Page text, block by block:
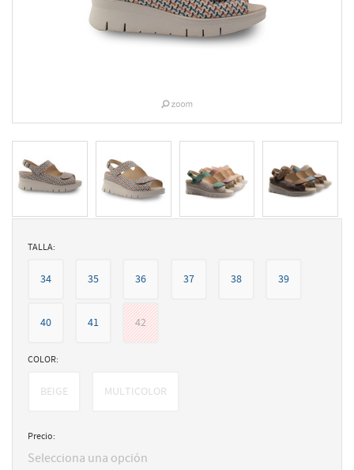
TALLA:
34 35 36 37 38 39
40 41 42
COLOR:
BEIGE MULTICOLOR
Precio:
Selecciona una opción